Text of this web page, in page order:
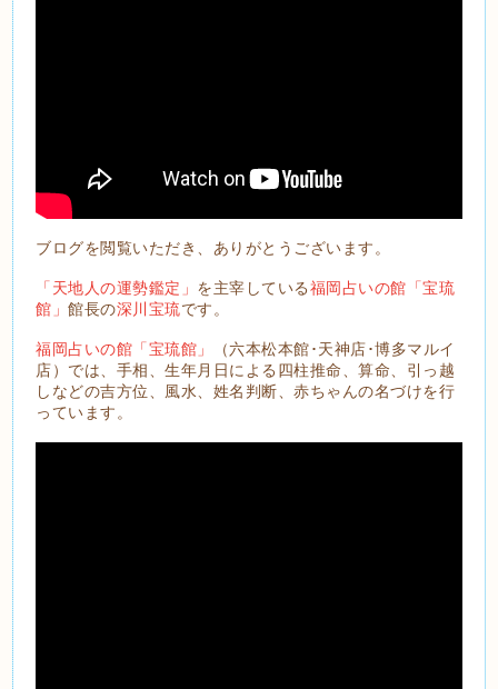
ブログを閲覧いただき、ありがとうございます。
「天地人の運勢鑑定」 を主宰している福岡占いの館「宝琉
館」館長の深川宝琉です。
福岡占いの館「宝琉館」
（六本松本館･天神店･博多マルイ
店）では、手相、生年月日による四柱推命、算命、引っ越
しなどの吉方位、風水、姓名判断、赤ちゃんの名づけを行
っています。